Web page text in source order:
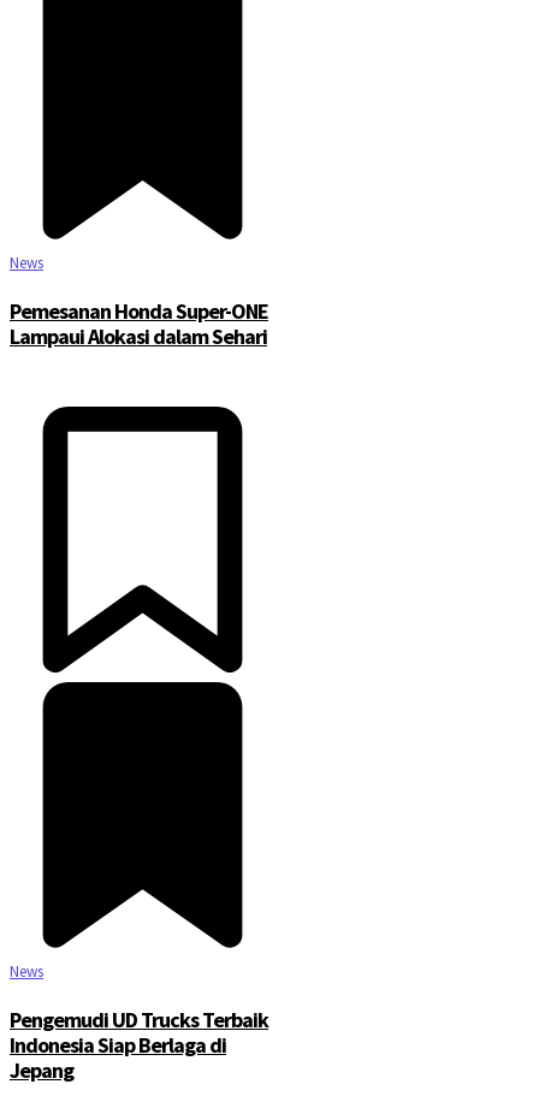
News
Pemesanan Honda Super-ONE
Lampaui Alokasi dalam Sehari
News
Pengemudi UD Trucks Terbaik
Indonesia Siap Berlaga di
Jepang